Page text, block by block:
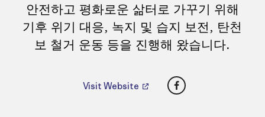
안전하고 평화로운 삶터로 가꾸기 위해
기후 위기 대응, 녹지 및 습지 보전, 탄천
보 철거 운동 등을 진행해 왔습니다.
Visit Website Facebook